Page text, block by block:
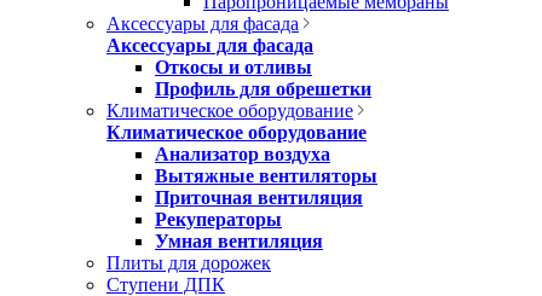
Аксессуары для фасада
Аксессуары для фасада
Откосы и отливы
Профиль для обрешетки
Климатическое оборудование
Климатическое оборудование
Анализатор воздуха
Вытяжные вентиляторы
Приточная вентиляция
Рекуператоры
Умная вентиляция
Плиты для дорожек
Ступени ДПК